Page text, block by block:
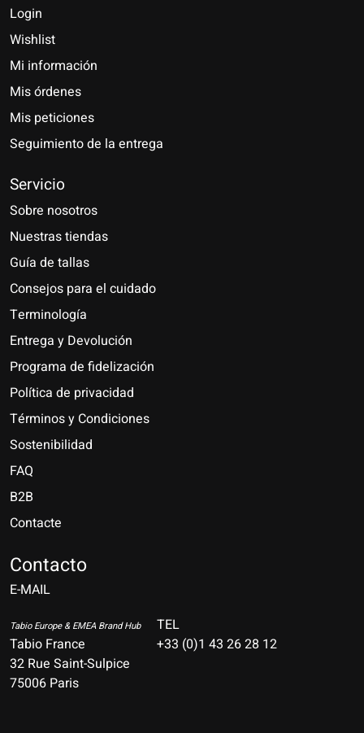
Login
Wishlist
Mi información
Mis órdenes
Mis peticiones
Seguimiento de la entrega
Servicio
Sobre nosotros
Nuestras tiendas
Guía de tallas
Consejos para el cuidado
Terminología
Entrega y Devolución
Programa de fidelización
Política de privacidad
Términos y Condiciones
Sostenibilidad
FAQ
B2B
Contacte
Contacto
E-MAIL
Tabio Europe & EMEA Brand Hub
Tabio France
32 Rue Saint-Sulpice
75006 Paris
TEL
+33 (0)1 43 26 28 12